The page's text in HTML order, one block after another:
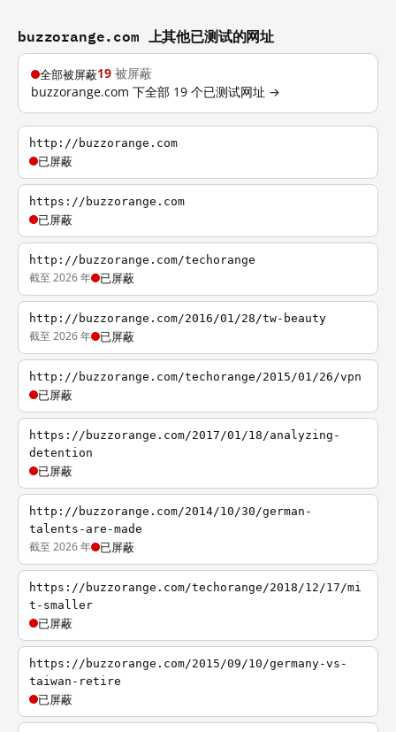
buzzorange.com 上其他已测试的网址
全部被屏蔽19 被屏蔽
buzzorange.com 下全部 19 个已测试网址 →
http://buzzorange.com
已屏蔽
https://buzzorange.com
已屏蔽
http://buzzorange.com/techorange
截至 2026 年 已屏蔽
http://buzzorange.com/2016/01/28/tw-beauty
截至 2026 年 已屏蔽
http://buzzorange.com/techorange/2015/01/26/vpn
已屏蔽
https://buzzorange.com/2017/01/18/analyzing-
detention
已屏蔽
http://buzzorange.com/2014/10/30/german-
talents-are-made
截至 2026 年 已屏蔽
https://buzzorange.com/techorange/2018/12/17/mi
t-smaller
已屏蔽
https://buzzorange.com/2015/09/10/germany-vs-
taiwan-retire
已屏蔽